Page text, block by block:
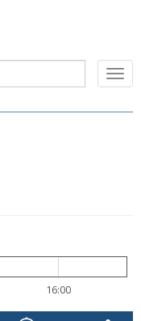
16:00